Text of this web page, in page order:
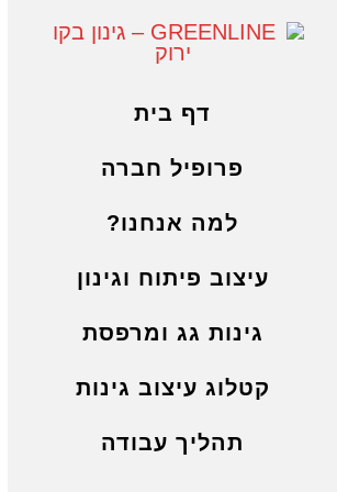
דף בית
פרופיל חברה
למה אנחנו?
עיצוב פיתוח וגינון
גינות גג ומרפסת
קטלוג עיצוב גינות
תהליך עבודה